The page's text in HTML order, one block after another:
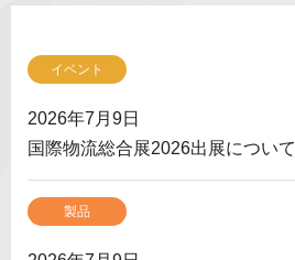
イベント
2026年7月9日
国際物流総合展2026出展について
製品